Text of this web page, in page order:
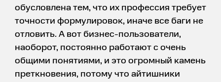
обусловлена тем, что их профессия требует
точности формулировок, иначе все баги не
отловить. А вот бизнес-пользователи,
наоборот, постоянно работают с очень
общими понятиями, и это огромный камень
преткновения, потому что айтишники